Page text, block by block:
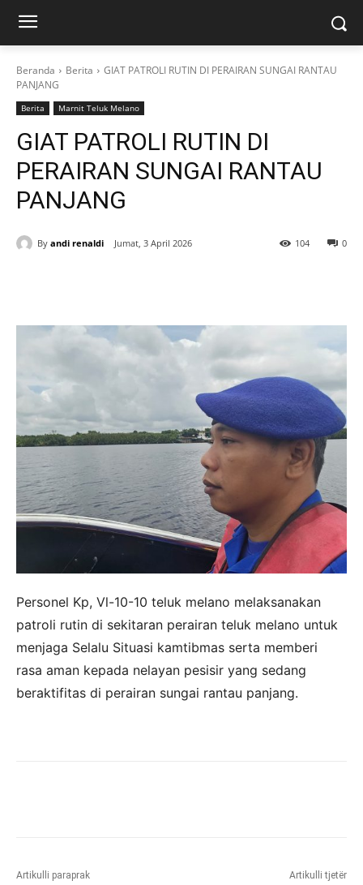
Beranda Berita
GIAT PATROLI RUTIN DI PERAIRAN SUNGAI RANTAU
PANJANG
Berita Marnit Teluk Melano
GIAT PATROLI RUTIN DI
PERAIRAN SUNGAI RANTAU
PANJANG
By andi renaldi Jumat, 3 April 2026 0
104
Personel Kp, Vl-10-10 teluk melano melaksanakan
patroli rutin di sekitaran perairan teluk melano untuk
menjaga Selalu Situasi kamtibmas serta memberi
rasa aman kepada nelayan pesisir yang sedang
beraktifitas di perairan sungai rantau panjang.
Artikulli paraprak Artikulli tjetër